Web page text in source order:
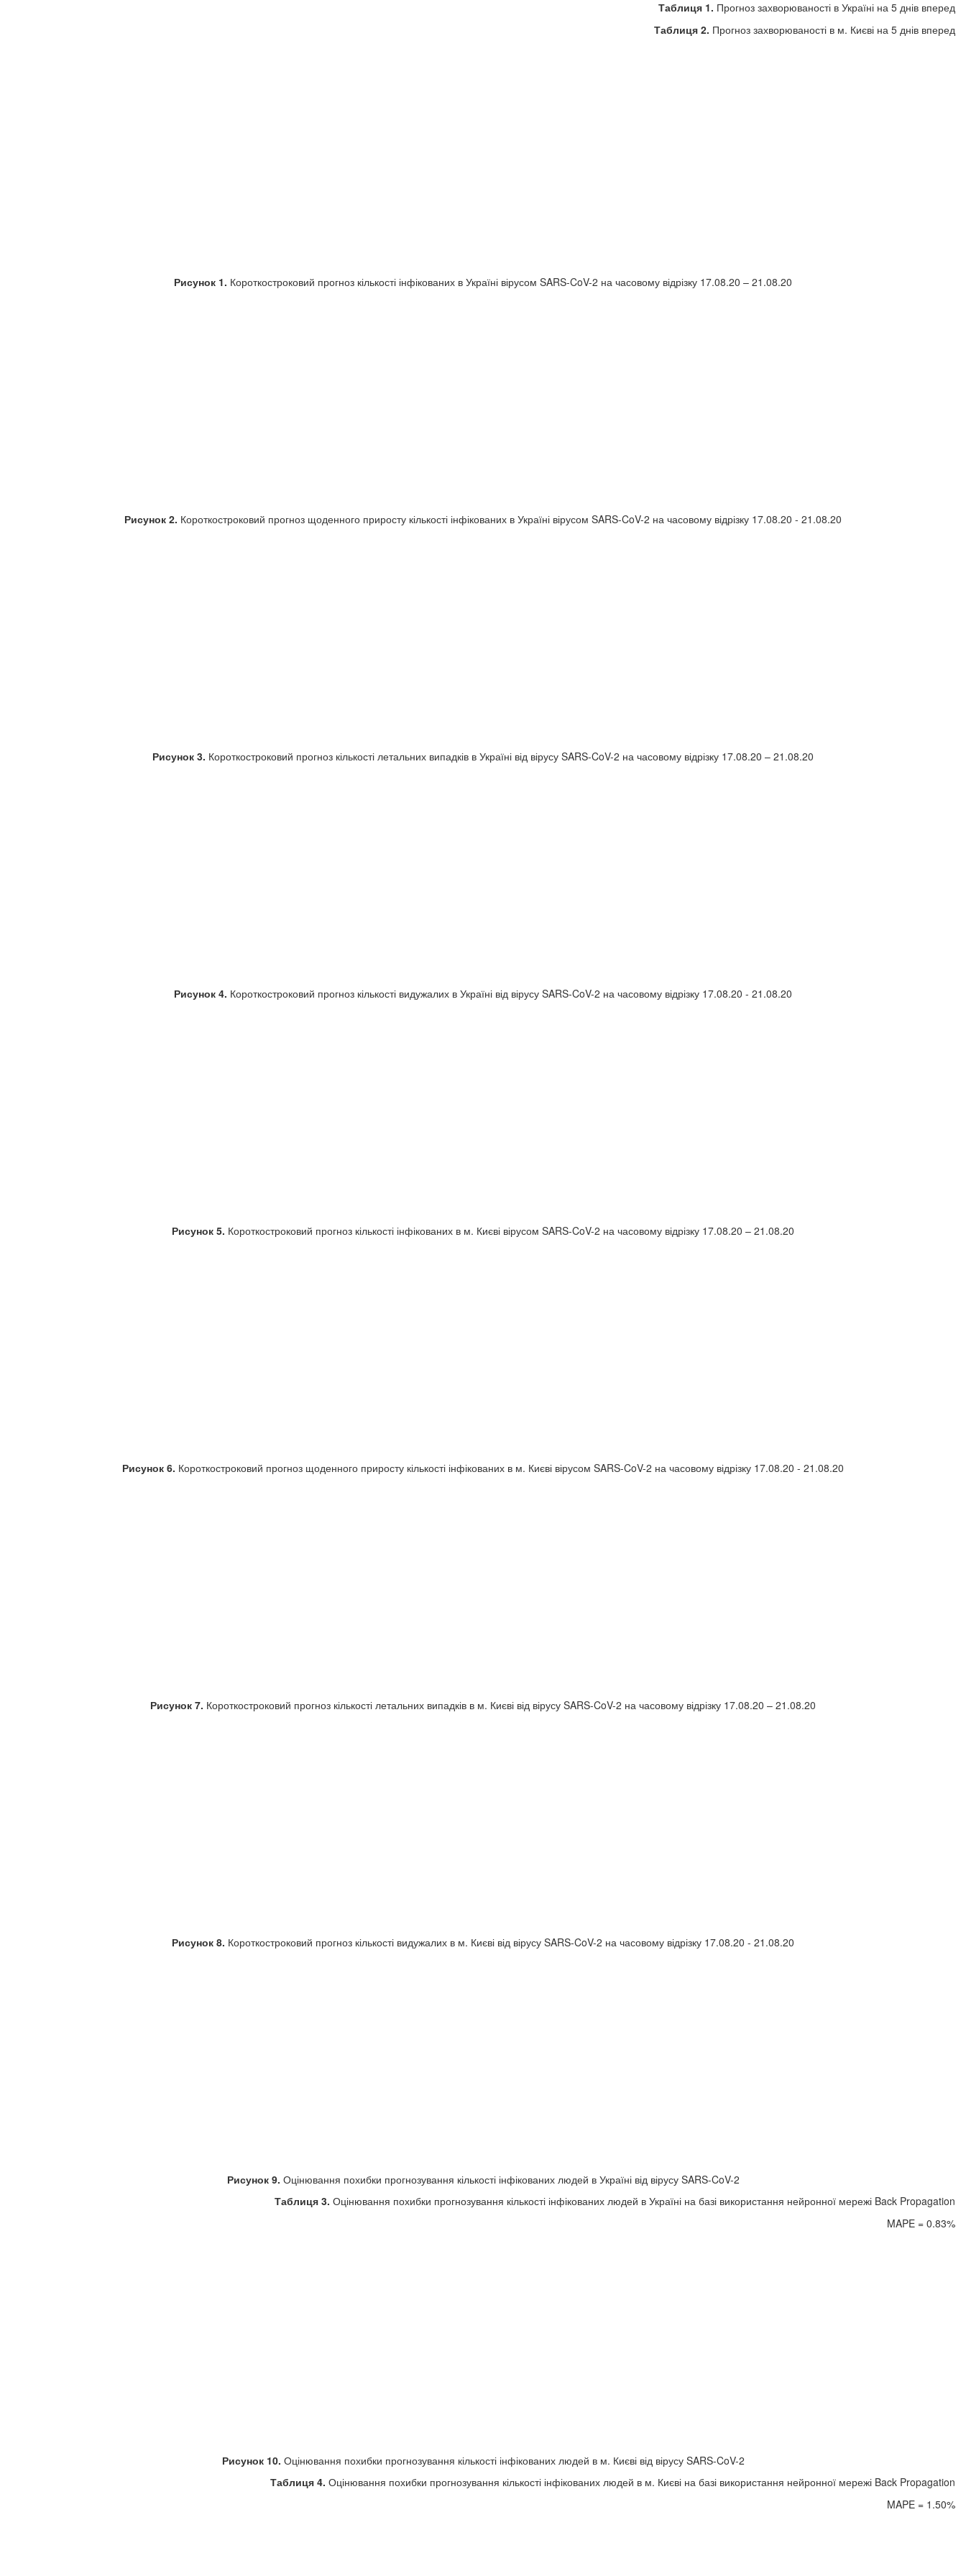
Таблиця 1. Прогноз захворюваності в Україні на 5 днів вперед
Таблиця 2. Прогноз захворюваності в м. Києві на 5 днів вперед
Рисунок 1. Короткостроковий прогноз кількості інфікованих в Україні вірусом SARS-CoV-2 на часовому відрізку 17.08.20 – 21.08.20
Рисунок 2. Короткостроковий прогноз щоденного приросту кількості інфікованих в Україні вірусом SARS-CoV-2 на часовому відрізку 17.08.20 - 21.08.20
Рисунок 3. Короткостроковий прогноз кількості летальних випадків в Україні від вірусу SARS-CoV-2 на часовому відрізку 17.08.20 – 21.08.20
Рисунок 4. Короткостроковий прогноз кількості видужалих в Україні від вірусу SARS-CoV-2 на часовому відрізку 17.08.20 - 21.08.20
Рисунок 5. Короткостроковий прогноз кількості інфікованих в м. Києві вірусом SARS-CoV-2 на часовому відрізку 17.08.20 – 21.08.20
Рисунок 6. Короткостроковий прогноз щоденного приросту кількості інфікованих в м. Києві вірусом SARS-CoV-2 на часовому відрізку 17.08.20 - 21.08.20
Рисунок 7. Короткостроковий прогноз кількості летальних випадків в м. Києві від вірусу SARS-CoV-2 на часовому відрізку 17.08.20 – 21.08.20
Рисунок 8. Короткостроковий прогноз кількості видужалих в м. Києві від вірусу SARS-CoV-2 на часовому відрізку 17.08.20 - 21.08.20
Рисунок 9. Оцінювання похибки прогнозування кількості інфікованих людей в Україні від вірусу SARS-CoV-2
Таблиця 3. Оцінювання похибки прогнозування кількості інфікованих людей в Україні на базі використання нейронної мережі Back Propagation
MAPE = 0.83%
Рисунок 10. Оцінювання похибки прогнозування кількості інфікованих людей в м. Києві від вірусу SARS-CoV-2
Таблиця 4. Оцінювання похибки прогнозування кількості інфікованих людей в м. Києві на базі використання нейронної мережі Back Propagation
MAPE = 1.50%